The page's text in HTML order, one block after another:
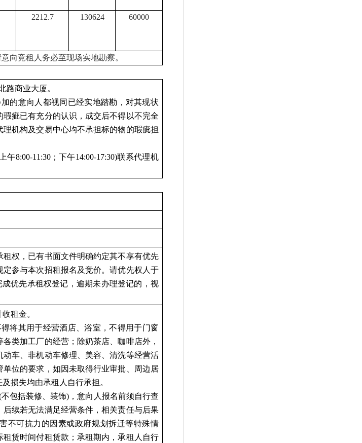
2212.7 130624 60000
向竞租人务必至现场实地勘察。
路商业大厦。
的意向人都视同已经实地踏勘，对其现状
疵已有充分的认识，成交后不得以不完全
机构及交易中心均不承担标的物的瑕疵担
8:00-11:30；下午14:00-17:30)联系代理机
权，已有书面文件明确约定其不享有优先
参与本次招租报名及竞价。请优先权人于
成优先承租权登记，逾期未办理登记的，视
租金。
将其用于经营酒店、浴室，不得用于门窗
类加工厂的经营；除奶茶店、咖啡店外，
车、非机动车修理、美容、清洗等经营活
位的要求，如因未取得行业审批、周边居
损失均由承租人自行承担。
包括装修、装饰)，意向人报名前须自行查
续若无法满足经营条件，相关责任与后果
不可抗力的因素或政府规划拆迁等特殊情
赁时间付租赁款；承租期内，承租人自行